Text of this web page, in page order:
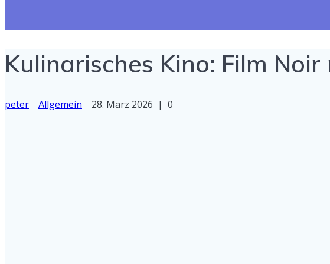
Kulinarisches Kino: Film
peter Allgemein 28. März 2026 | 0